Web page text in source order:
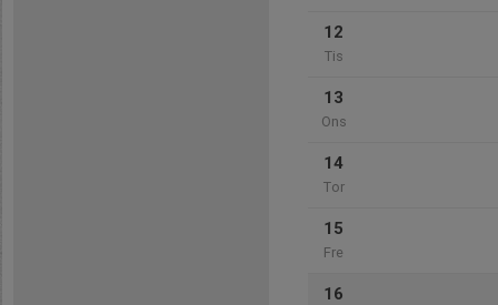
12
Tis
13
Ons
14
Tor
15
Fre
16